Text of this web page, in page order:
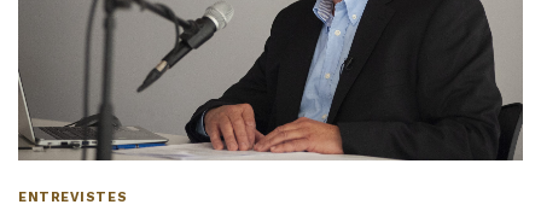
ENTREVISTES